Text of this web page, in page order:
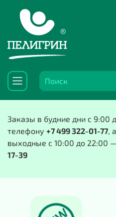
Заказы в будние дни с 9:00
телефону +7 499 322-01-77,
выходные с 10:00 до 22:00
17-39